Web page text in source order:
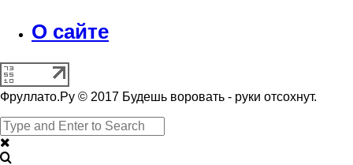
О сайте
Фруллато.Ру © 2017 Будешь воровать - руки отсохнут.